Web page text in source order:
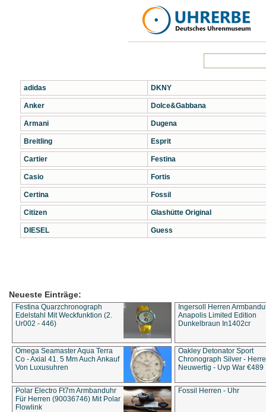
adidas
Anker
Armani
Breitling
Cartier
Casio
Certina
Citizen
DIESEL
DKNY
Dolce&Gabbana
Dugena
Esprit
Festina
Fortis
Fossil
Glashütte Original
Guess
Neueste Einträge:
Festina Quarzchronograph
Edelstahl Mit Weckfunktion (2.
Ur002 - 446)
Ingersoll Herren
Anapolis Limited Edition
Dunkelbraun In1402cr
Omega Seamaster Aqua Terra
Co - Axial 41. 5 Mm Auch Ankauf
Von Luxusuhren
Oakley Detonator Sport
Chronograph Silver -
Neuwertig - Uvp War €489
Polar Electro Ft7m Armbanduhr
Für Herren (90036746) Mit Polar
Flowlink
Fossil Herren - Uhr